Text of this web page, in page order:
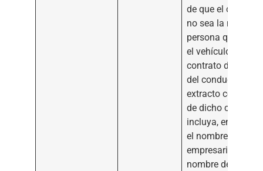
de que el
no sea la misma
persona que
el vehículo, el
contrato de
del conductor o
extracto
de dicho contrato
incluya, en
el nombre del
empresario, el
nombre del